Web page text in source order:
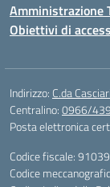
Amministrazione
Obiettivi di
Indirizzo: C.da
Centralino:0966/
Posta elettronica
Codice fiscale:
Codice